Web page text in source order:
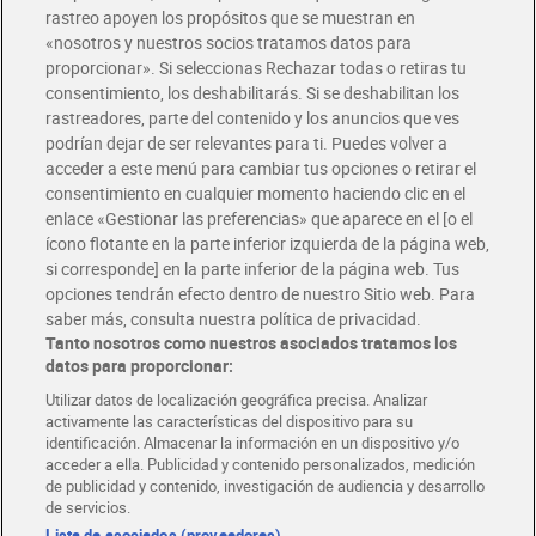
Glovo y Uber Eats
Solicita tu factura de Glovo o Uber Eats
Únete al CLUB Dia
Disfruta las ventajas y ofertas exclusivas.
Descárgate la APP Dia
Folletos y Tiendas
Descubre las mejores ofertas y busca tu tienda más cercana
Tarjeta MaX Dia
Te devuelve hasta 8€/mes de tus compras.
¡Solicita tu tarjeta de crédito aquí!
COMER MEJOR CADA DIA
COLABORA CON DIA ABRE TU TIENDA DIA CORPORATE
rastreo apoyen los propósitos que se muestran en
«nosotros y nuestros socios tratamos datos para
proporcionar». Si seleccionas Rechazar todas o retiras tu
consentimiento, los deshabilitarás. Si se deshabilitan los
rastreadores, parte del contenido y los anuncios que ves
podrían dejar de ser relevantes para ti. Puedes volver a
acceder a este menú para cambiar tus opciones o retirar el
consentimiento en cualquier momento haciendo clic en el
enlace «Gestionar las preferencias» que aparece en el [o el
ícono flotante en la parte inferior izquierda de la página web,
si corresponde] en la parte inferior de la página web. Tus
opciones tendrán efecto dentro de nuestro Sitio web. Para
saber más, consulta nuestra política de privacidad.
Tanto nosotros como nuestros asociados tratamos los
datos para proporcionar:
Utilizar datos de localización geográfica precisa. Analizar
activamente las características del dispositivo para su
identificación. Almacenar la información en un dispositivo y/o
acceder a ella. Publicidad y contenido personalizados, medición
de publicidad y contenido, investigación de audiencia y desarrollo
de servicios.